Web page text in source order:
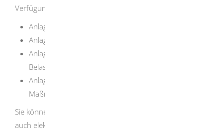
Verfügung:
Anlage Werbungskosten
Anlage Kinder
Anlage Sonderausgaben/außergewöhnliche
Belastungen
Anlage Hauhaltsnahe Aufwendungen/Energetische
Maßnahmen
Sie können einen Antrag auf Lohnsteuer-Ermäßigung
auch elektonisch unter Mein ELSTER beantragen, wenn